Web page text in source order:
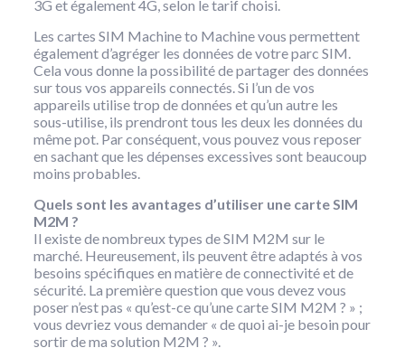
3G et également 4G, selon le tarif choisi.
Les cartes SIM Machine to Machine vous permettent
également d’agréger les données de votre parc SIM.
Cela vous donne la possibilité de partager des données
sur tous vos appareils connectés. Si l’un de vos
appareils utilise trop de données et qu’un autre les
sous-utilise, ils prendront tous les deux les données du
même pot. Par conséquent, vous pouvez vous reposer
en sachant que les dépenses excessives sont beaucoup
moins probables.
Quels sont les avantages d’utiliser une carte SIM
M2M ?
Il existe de nombreux types de SIM M2M sur le
marché. Heureusement, ils peuvent être adaptés à vos
besoins spécifiques en matière de connectivité et de
sécurité. La première question que vous devez vous
poser n’est pas « qu’est-ce qu’une carte SIM M2M ? » ;
vous devriez vous demander « de quoi ai-je besoin pour
sortir de ma solution M2M ? ».